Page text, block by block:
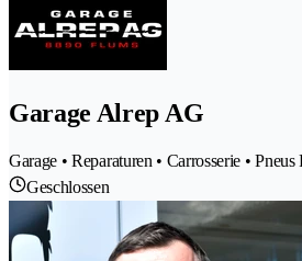
Garage Alrep AG
Garage • Reparaturen • Carrosserie •
Geschlossen